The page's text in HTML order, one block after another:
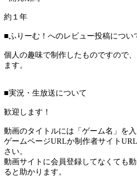
約１年
■ふりーむ！へのレビュー投稿につい
個人の趣味で制作したものですので
ます。
■実況・生放送について
歓迎します！
動画のタイトルには「ゲーム名」を
ゲームページURLか制作者サイト
さい。
動画サイトに会員登録してなくても
ると助かります。